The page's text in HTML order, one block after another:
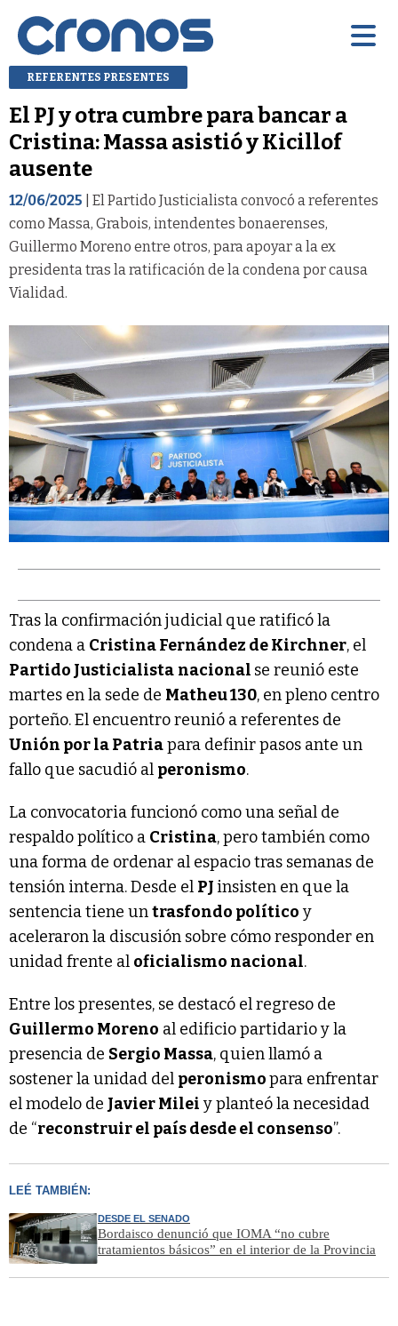
REFERENTES PRESENTES
El PJ y otra cumbre para bancar a
Cristina: Massa asistió y Kicillof
ausente
12/06/2025 | El Partido Justicialista convocó a referentes
como Massa, Grabois, intendentes bonaerenses,
Guillermo Moreno entre otros, para apoyar a la ex
presidenta tras la ratificación de la condena por causa
Vialidad.
Tras la confirmación judicial que ratificó la
condena a Cristina Fernández de Kirchner, el
Partido Justicialista nacional se reunió este
martes en la sede de Matheu 130, en pleno centro
porteño. El encuentro reunió a referentes de
Unión por la Patriapara definir pasos ante un
fallo que sacudió al peronismo.
La convocatoria funcionó como una señal de
respaldo político a Cristina, pero también como
una forma de ordenar al espacio tras semanas de
tensión interna. Desde el PJ insisten en que la
sentencia tiene untrasfondo político y
aceleraron la discusión sobre cómo responder en
unidad frente al oficialismo nacional.
Entre los presentes, se destacó el regreso de
Guillermo Moreno al edificio partidario y la
presencia de Sergio Massa, quien llamó a
sostener la unidad del peronismopara enfrentar
el modelo de Javier Milei y planteó la necesidad
de “reconstruir el país desde el consenso”.
LEÉ TAMBIÉN:
DESDE EL SENADO
Bordaisco denunció que IOMA “no cubre
tratamientos básicos” en el interior de la Provincia